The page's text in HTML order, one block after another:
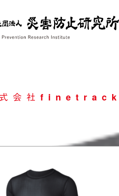
会社finetrack